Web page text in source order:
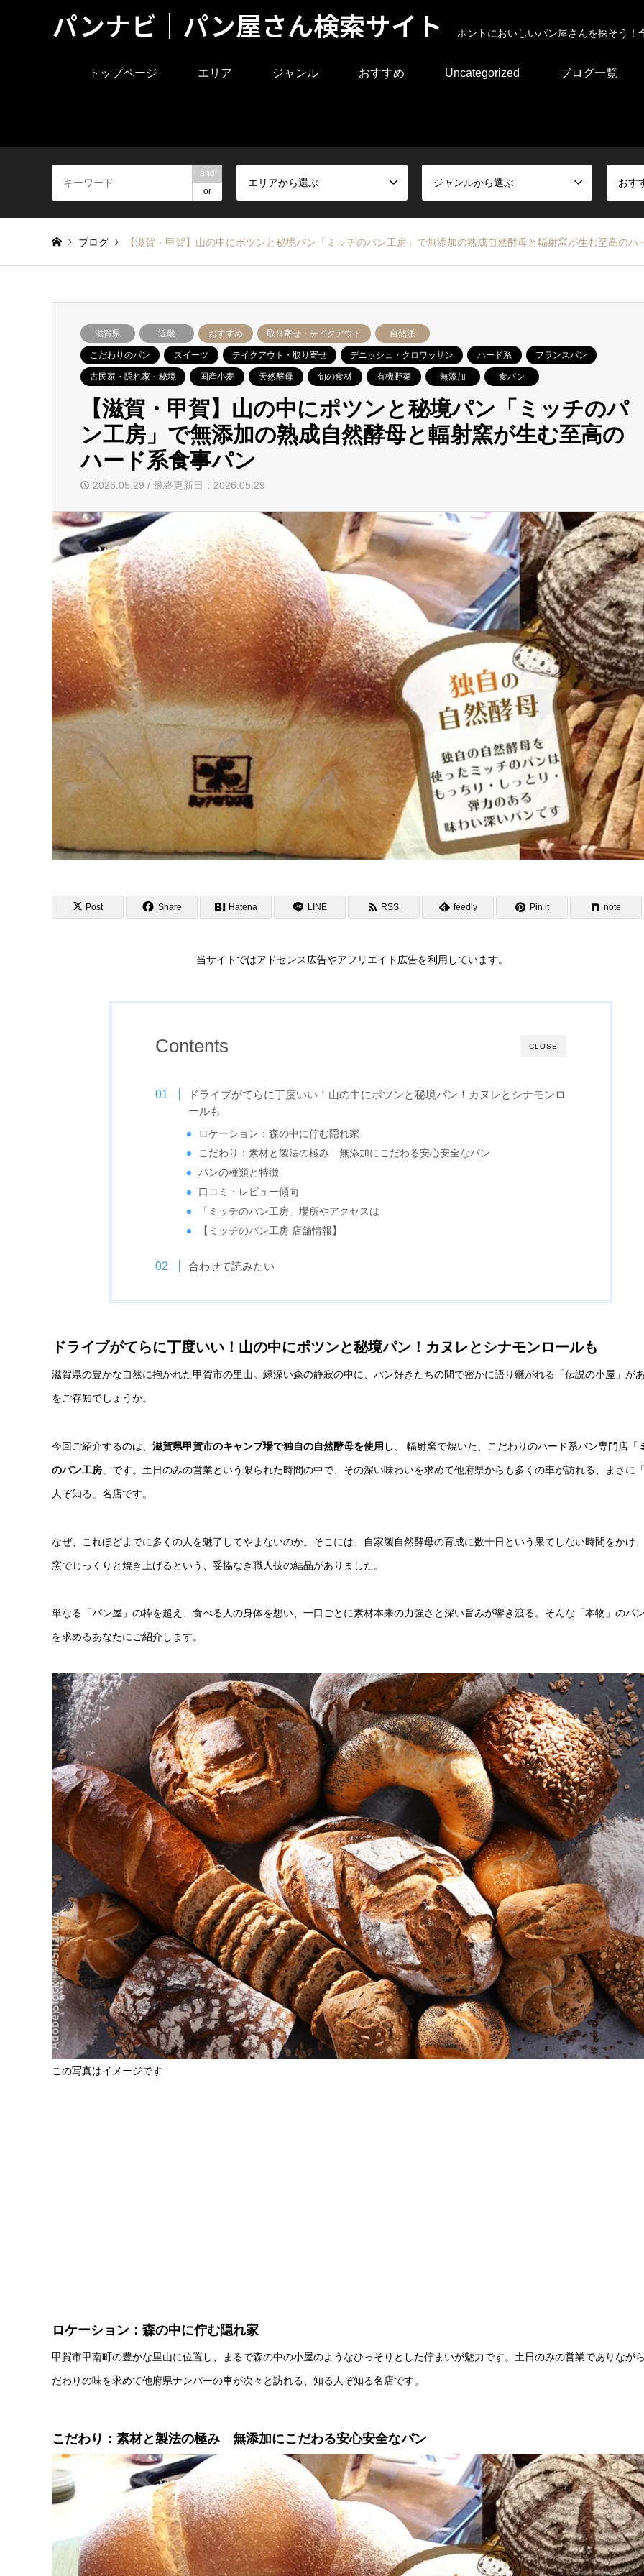
パンナビ｜パン屋さん検索サイト ホントにおいしいパン屋さんを探そう
トップページ エリア ジャンル おすすめ Uncategorized ブログ一覧
and
or
エリアから選ぶ ジャンルから選ぶ おす
ブログ 【滋賀・甲賀】山の中にポツンと秘境パン「ミッチのパン工房」で無添加の熟成自然酵母と輻射窯が生む至高のハ
滋賀県 近畿 おすすめ 取り寄せ・テイクアウト 自然派
こだわりのパン スイーツ テイクアウト・取り寄せ デニッシュ・クロワッサン ハード系 フランスパン
古民家・隠れ家・秘境 国産小麦 天然酵母 旬の食材 有機野菜 無添加 食パン
【滋賀・甲賀】山の中にポツンと秘境パン「ミッチのパ
ン工房」で無添加の熟成自然酵母と輻射窯が生む至高の
ハード系食事パン
2026.05.29 / 最終更新日：2026.05.29
Post Share Hatena LINE RSS feedly Pin it note
当サイトではアドセンス広告やアフリエイト広告を利用しています。
CLOSE
Contents
ドライブがてらに丁度いい！山の中にポツンと秘境パン！カヌレとシナモンロ
ールも
ロケーション：森の中に佇む隠れ家
こだわり：素材と製法の極み 無添加にこだわる安心安全なパン
パンの種類と特徴
口コミ・レビュー傾向
「ミッチのパン工房」場所やアクセスは
【ミッチのパン工房 店舗情報】
合わせて読みたい
ドライブがてらに丁度いい！山の中にポツンと秘境パン！カヌレとシナモンロールも
滋賀県の豊かな自然に抱かれた甲賀市の里山。緑深い森の静寂の中に、パン好きたちの間で密かに語り継がれる「伝説の小屋」が
をご存知でしょうか。
今回ご紹介するのは、 滋賀県甲賀市のキャンプ場で独自の自然酵母を使用 し、 輻射窯で焼いた、こだわりのハード系パン専門店「
のパン工房 」です。土日のみの営業という限られた時間の中で、その深い味わいを求めて他府県からも多くの車が訪れる、まさに
人ぞ知る」名店です。
なぜ、これほどまでに多くの人を魅了してやまないのか。そこには、自家製自然酵母の育成に数十日という果てしない時間をかけ
窯でじっくりと焼き上げるという、妥協なき職人技の結晶がありました。
単なる「パン屋」の枠を超え、食べる人の身体を想い、一口ごとに素材本来の力強さと深い旨みが響き渡る。そんな「本物」のパ
を求めるあなたにご紹介します。
この写真はイメージです
ロケーション：森の中に佇む隠れ家
甲賀市甲南町の豊かな里山に位置し、まるで森の中の小屋のようなひっそりとした佇まいが魅力です。土日のみの営業でありなが
だわりの味を求めて他府県ナンバーの車が次々と訪れる、知る人ぞ知る名店です。
こだわり：素材と製法の極み 無添加にこだわる安心安全なパン